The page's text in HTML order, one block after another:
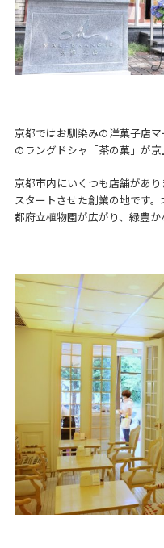
京都ではお馴染みの洋菓子店
のラングドシャ「茶の菓」が
京都市内にいくつも店舗があ
スタートさせた創業の地です
都府立植物園が広がり、緑豊か